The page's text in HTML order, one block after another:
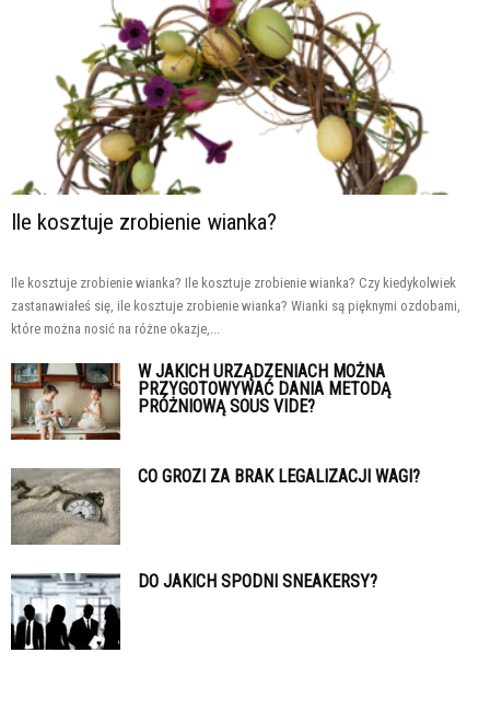
Ile kosztuje zrobienie wianka?
Ile kosztuje zrobienie wianka? Ile kosztuje zrobienie wianka? Czy kiedykolwiek
zastanawiałeś się, ile kosztuje zrobienie wianka? Wianki są pięknymi ozdobami,
które można nosić na różne okazje,...
W JAKICH URZĄDZENIACH MOŻNA
PRZYGOTOWYWAĆ DANIA METODĄ
PRÓŻNIOWĄ SOUS VIDE?
CO GROZI ZA BRAK LEGALIZACJI WAGI?
DO JAKICH SPODNI SNEAKERSY?